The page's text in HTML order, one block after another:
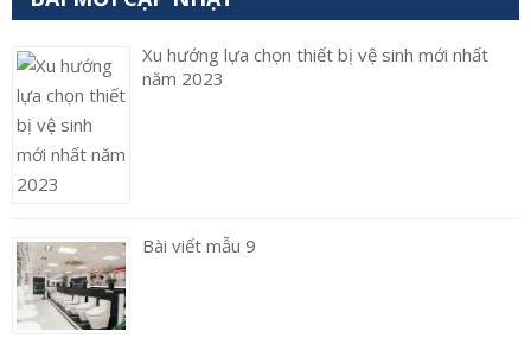
Xu hướng lựa chọn thiết bị vệ sinh mới nhất
năm 2023
Bài viết mẫu 9